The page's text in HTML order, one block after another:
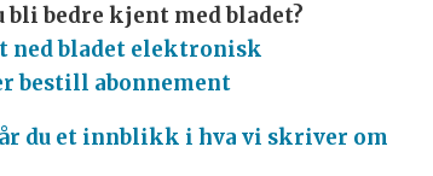
bli bedre kjent med bladet?
ned bladet elektronisk
bestill abonnement
du et innblikk i hva vi skriver om